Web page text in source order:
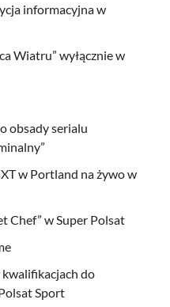
informacyjna w
Wiatru” wyłącznie w
obsady serialu
w Portland na żywo w
Chef” w Super Polsat
do
Sport